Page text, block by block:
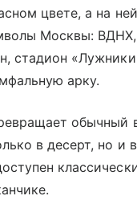
цвете, а на
Москвы:
стадион
арку.
обычный
в десерт, но и